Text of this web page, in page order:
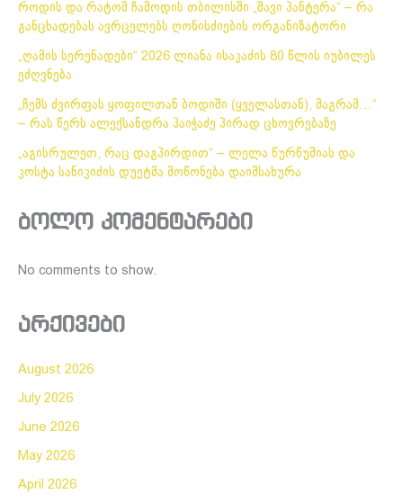
როდის და რატომ ჩამოდის თბილისში „შავი პანტერა“ – რა
განცხადებას ავრცელებს ღონისძიების ორგანიზატორი
„ღამის სერენადები“ 2026 ლიანა ისაკაძის 80 წლის იუბილეს
ეძღვნება
„ჩემს ძვირფას ყოფილთან ბოდიში (ყველასთან), მაგრამ…“
– რას წერს ალექსანდრა პაიჭაძე პირად ცხოვრებაზე
„აგისრულეთ, რაც დაგპირდით“ – ლელა წურწუმიას და
კოსტა სანიკიძის დუეტმა მოწონება დაიმსახურა
ბოლო კომენტარები
No comments to show.
არქივები
August 2026
July 2026
June 2026
May 2026
April 2026